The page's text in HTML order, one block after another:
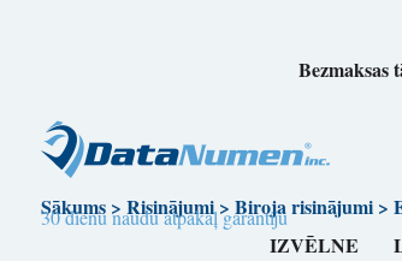
Bezmaksas
30 dienu naudu atpakaļ garantiju
IZVĒLNE
Sākums> Risinājumi> Biroja risinājumi>